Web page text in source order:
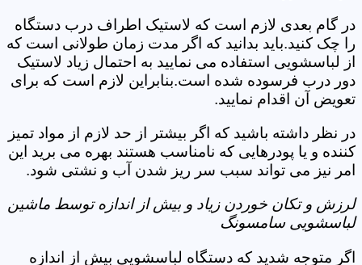
در گام بعدی لازم است که لاستیک اطراف درب دستگاه
را چک کنید.باید بدانید که اگر مدت زمان طولانی است که
از لباسشویی استفاده می نمایید به احتمال زیاد لاستیک
دور درب فرسوده شده است.بنابراین لازم است که برای
تعویض آن اقدام نمایید.
در نظر داشته باشید که اگر بیشتر از حد لازم از مواد تمیز
کننده و یا پودرهایی که نامناسب هستند بهره می برید این
امر نیز می تواند سبب سر ریز شدن آب و نشتی شود.
لرزش و تکان خوردن زیاد و بیش از اندازه توسط ماشین
لباسشویی سامسونگ
اگر متوجه شدید که دستگاه لباسشویی بیش از اندازه